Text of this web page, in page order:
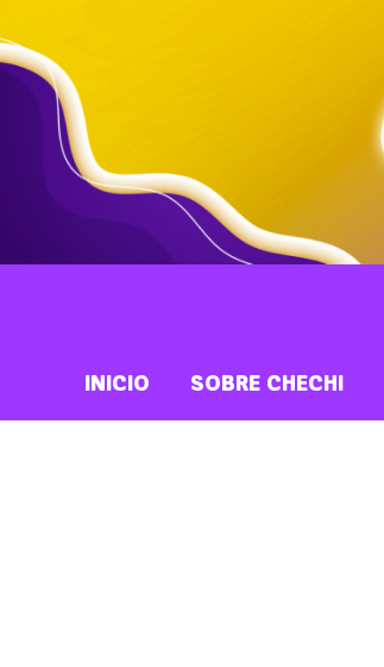
INICIO SOBRE CHECHI